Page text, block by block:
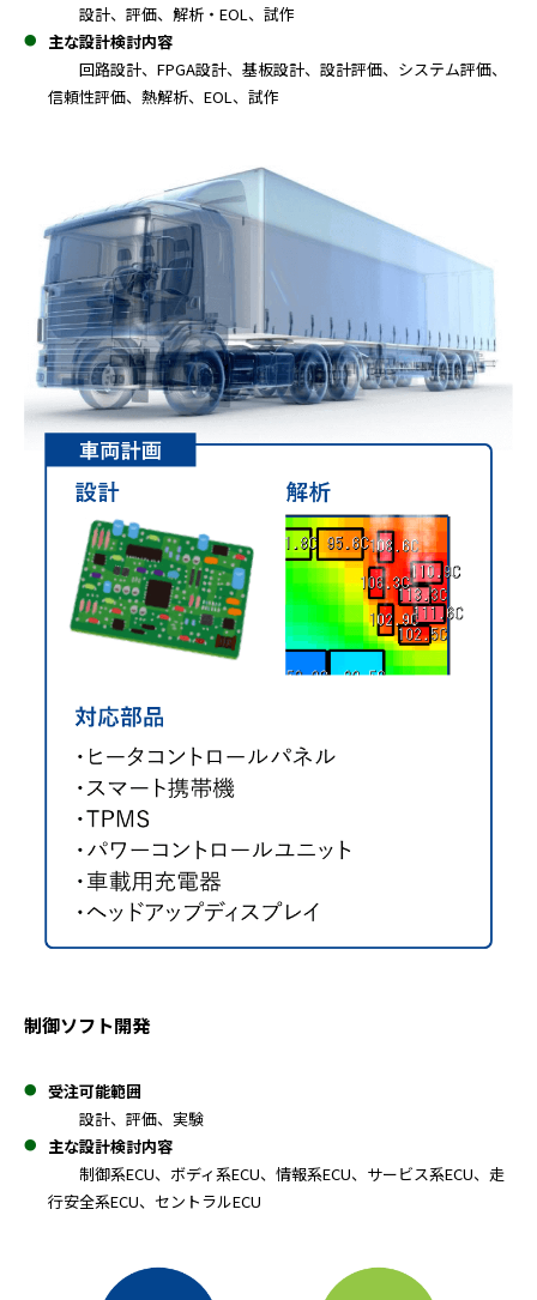
設計、評価、解析・EOL、試作
主な設計検討内容
回路設計、FPGA設計、基板設計、設計評価、システム評価、
信頼性評価、熱解析、EOL、試作
制御ソフト開発
受注可能範囲
設計、評価、実験
主な設計検討内容
制御系ECU、ボディ系ECU、情報系ECU、サービス系ECU、走
行安全系ECU、セントラルECU